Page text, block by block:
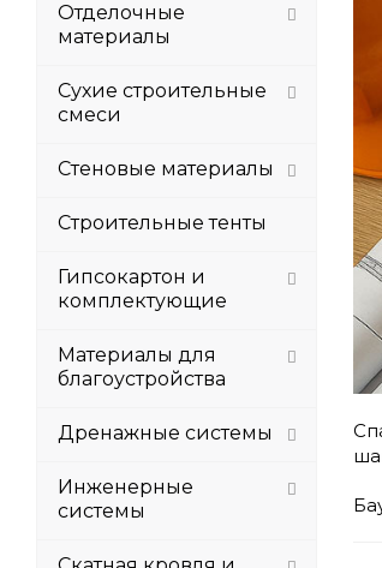
Отделочные
материалы
Сухие строительные
смеси
Стеновые материалы
Строительные тенты
Гипсокартон и
комплектующие
Материалы для
благоустройства
Дренажные системы
Инженерные
системы